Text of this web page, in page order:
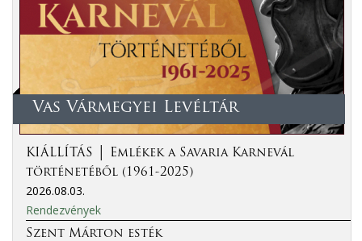
Vas Vármegyei Levéltár
KIÁLLÍTÁS │ Emlékek a Savaria Karnevál
történetéből (1961-2025)
2026.08.03.
Rendezvények
Szent Márton esték